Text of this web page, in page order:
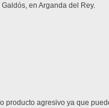
en Arganda del Rey.
agresivo ya que